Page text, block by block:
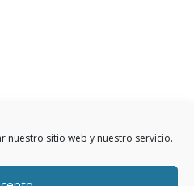
nuestro sitio web y nuestro servicio.